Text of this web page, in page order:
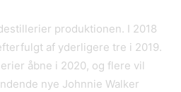
produktionen. I 2018
af yderligere tre i 2019.
åbne i 2020, og flere vil
nye Johnnie Walker